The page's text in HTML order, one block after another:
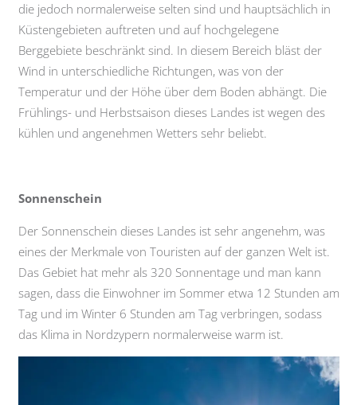
die jedoch normalerweise selten sind und hauptsächlich in
Küstengebieten auftreten und auf hochgelegene
Berggebiete beschränkt sind. In diesem Bereich bläst der
Wind in unterschiedliche Richtungen, was von der
Temperatur und der Höhe über dem Boden abhängt. Die
Frühlings- und Herbstsaison dieses Landes ist wegen des
kühlen und angenehmen Wetters sehr beliebt.
Sonnenschein
Der Sonnenschein dieses Landes ist sehr angenehm, was
eines der Merkmale von Touristen auf der ganzen Welt ist.
Das Gebiet hat mehr als 320 Sonnentage und man kann
sagen, dass die Einwohner im Sommer etwa 12 Stunden am
Tag und im Winter 6 Stunden am Tag verbringen, sodass
das Klima in Nordzypern normalerweise warm ist.